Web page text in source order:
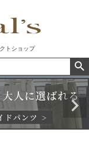
トショップ